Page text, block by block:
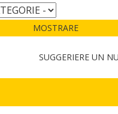
MOSTRARE
SUGGERIERE UN